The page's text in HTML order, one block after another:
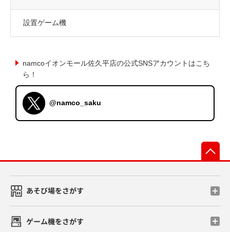
設置ゲーム機
namcoイオンモール佐久平店の公式SNSアカウントはこち
ら！
@namco_saku
あそび場をさがす
ゲーム機をさがす